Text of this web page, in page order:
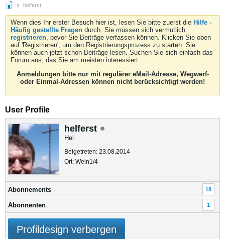
helferst
Wenn dies Ihr erster Besuch hier ist, lesen Sie bitte zuerst die Hilfe -
Häufig gestellte Fragen durch. Sie müssen sich vermutlich
registrieren, bevor Sie Beiträge verfassen können. Klicken Sie oben
auf 'Registrieren', um den Registrierungsprozess zu starten. Sie
können auch jetzt schon Beiträge lesen. Suchen Sie sich einfach das
Forum aus, das Sie am meisten interessiert.
Anmeldungen bitte nur mit regulärer eMail-Adresse, Wegwerf-
oder Einmal-Adressen können nicht berücksichtigt werden!
User Profile
helferst
Hel
Beigetreten: 23.08.2014
Ort: Wein1/4
Abonnements 18
Abonnenten 1
Profildesign verbergen